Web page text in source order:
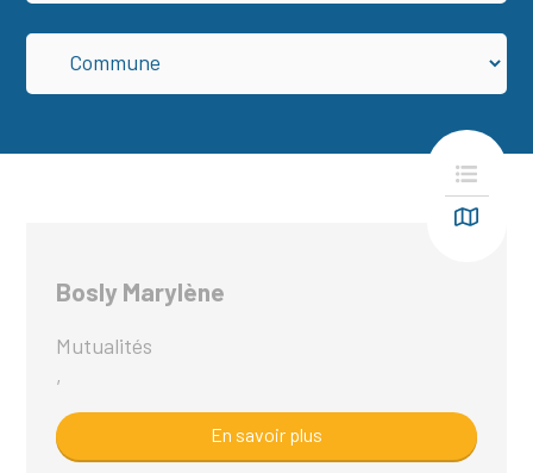
Bosly Marylène
Mutualités
,
En savoir plus